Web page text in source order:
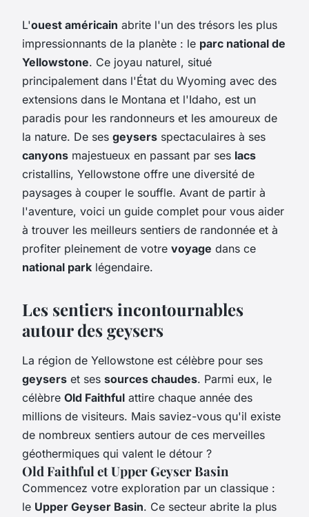
L'ouest américain abrite l'un des trésors les plus
impressionnants de la planète : le parc national de
Yellowstone. Ce joyau naturel, situé
principalement dans l'État du Wyoming avec des
extensions dans le Montana et l'Idaho, est un
paradis pour les randonneurs et les amoureux de
la nature. De ses geysers spectaculaires à ses
canyons majestueux en passant par ses lacs
cristallins, Yellowstone offre une diversité de
paysages à couper le souffle. Avant de partir à
l'aventure, voici un guide complet pour vous aider
à trouver les meilleurs sentiers de randonnée et à
profiter pleinement de votre voyage dans ce
national park légendaire.
Les sentiers incontournables
autour des geysers
La région de Yellowstone est célèbre pour ses
geysers et ses sources chaudes. Parmi eux, le
célèbre Old Faithful attire chaque année des
millions de visiteurs. Mais saviez-vous qu'il existe
de nombreux sentiers autour de ces merveilles
géothermiques qui valent le détour ?
Old Faithful et Upper Geyser Basin
Commencez votre exploration par un classique :
le Upper Geyser Basin. Ce secteur abrite la plus